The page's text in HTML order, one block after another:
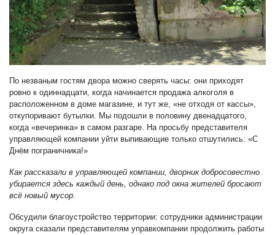
По незваным гостям двора можно сверять часы: они приходят
ровно к одиннадцати, когда начинается продажа алкоголя в
расположенном в доме магазине, и тут же, «не отходя от кассы»,
откупоривают бутылки. Мы подошли в половину двенадцатого,
когда «вечеринка» в самом разгаре. На просьбу представителя
управляющей компании уйти выпивающие только отшутились: «С
Днём пограничника!»
Как рассказали в управляющей компании, дворник добросовестно
убирается здесь каждый день, однако под окна жителей бросают
всё новый мусор.
Обсудили благоустройство территории: сотрудники администрации
округа сказали представителям управкомпании продолжить работы